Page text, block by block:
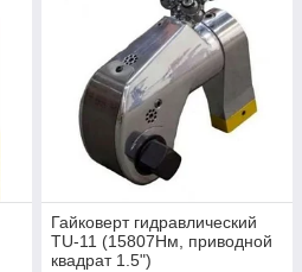
Гайковерт гидравлический
TU-11 (15807Нм, приводной
квадрат 1.5")